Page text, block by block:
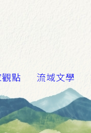
點 流域文學